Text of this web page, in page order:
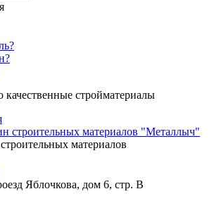
качественные стройматериалы
материалов
Яблочкова, дом 6, стр. В